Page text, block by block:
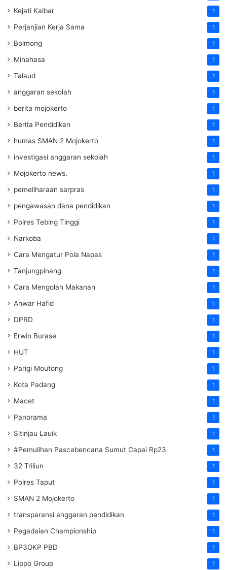
Kejati Kalbar 1
Perjanjian Kerja Sama 1
Bolmong 1
Minahasa 1
Talaud 1
anggaran sekolah 1
berita mojokerto 1
Berita Pendidikan 1
humas SMAN 2 Mojokerto 1
investigasi anggaran sekolah 1
Mojokerto news. 1
pemeliharaan sarpras 1
pengawasan dana pendidikan 1
Polres Tebing Tinggi 1
Narkoba 1
Cara Mengatur Pola Napas 1
Tanjungpinang 1
Cara Mengolah Makanan 1
Anwar Hafid 1
DPRD 1
Erwin Burase 1
HUT 1
Parigi Moutong 1
Kota Padang 1
Macet 1
Panorama 1
Sitinjau Lauik 1
#Pemulihan Pascabencana Sumut Capai Rp23 1
32 Triliun 1
Polres Taput 1
SMAN 2 Mojokerto 1
transparansi anggaran pendidikan 1
Pegadaian Championship 1
BP3OKP PBD 1
Lippo Group 1